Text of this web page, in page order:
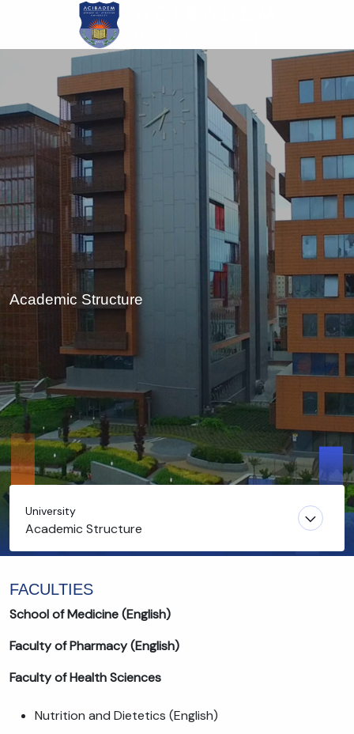
main
Academic Structure
University
Academic Structure
FACULTIES
School of Medicine (English)
Faculty of Pharmacy (English)
Faculty of Health Sciences
Nutrition and Dietetics (English)